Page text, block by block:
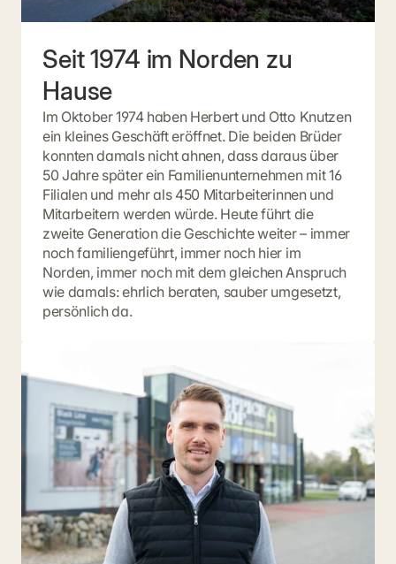
Seit 1974 im Norden zu
Hause
Im Oktober 1974 haben Herbert und Otto Knutzen
ein kleines Geschäft eröffnet. Die beiden Brüder
konnten damals nicht ahnen, dass daraus über
50 Jahre später ein Familienunternehmen mit 16
Filialen und mehr als 450 Mitarbeiterinnen und
Mitarbeitern werden würde. Heute führt die
zweite Generation die Geschichte weiter – immer
noch familiengeführt, immer noch hier im
Norden, immer noch mit dem gleichen Anspruch
wie damals: ehrlich beraten, sauber umgesetzt,
persönlich da.